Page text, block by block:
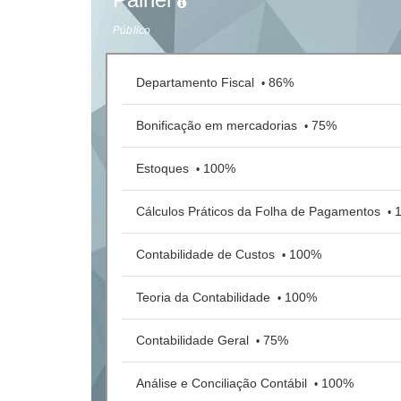
Público
Departamento Fiscal • 86%
Bonificação em mercadorias • 75%
Estoques • 100%
Cálculos Práticos da Folha de Pagamentos •
Contabilidade de Custos • 100%
Teoria da Contabilidade • 100%
Contabilidade Geral • 75%
Análise e Conciliação Contábil • 100%